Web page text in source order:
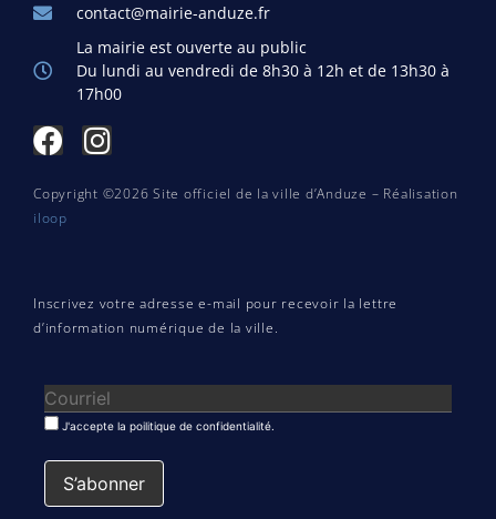
contact@mairie-anduze.fr
La mairie est ouverte au public
Du lundi au vendredi de 8h30 à 12h et de 13h30 à
17h00
Copyright ©2026 Site officiel de la ville d’Anduze – Réalisation
iloop
Inscrivez votre adresse e-mail pour recevoir la lettre
d’information numérique de la ville.
J'accepte la poilitique de confidentialité.